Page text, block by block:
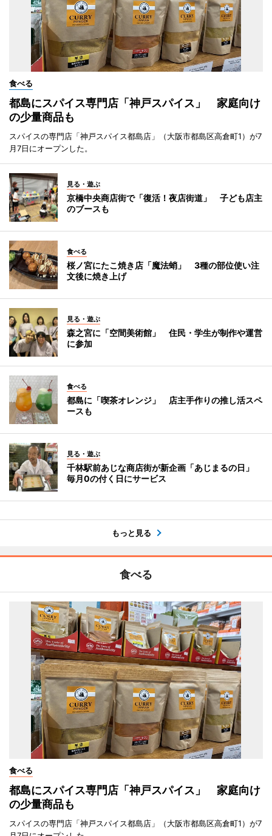
食べる
都島にスパイス専門店「神戸スパイス」 家庭向け
の少量商品も
スパイスの専門店「神戸スパイス都島店」（大阪市都島区高倉町1）が7
月7日にオープンした。
見る・遊ぶ
京橋中央商店街で「復活！夜店街道」 子ども店主
のブースも
食べる
桜ノ宮にたこ焼き店「魔法蛸」 3種の部位使い注
文後に焼き上げ
見る・遊ぶ
森之宮に「空間美術館」 住民・学生が制作や運営
に参加
食べる
都島に「喫茶オレンジ」 店主手作りの推し活スペ
ースも
見る・遊ぶ
千林駅前あじな商店街が新企画「あじまるの日」
毎月0の付く日にサービス
もっと見る
食べる
食べる
都島にスパイス専門店「神戸スパイス」 家庭向け
の少量商品も
スパイスの専門店「神戸スパイス都島店」（大阪市都島区高倉町1）が7